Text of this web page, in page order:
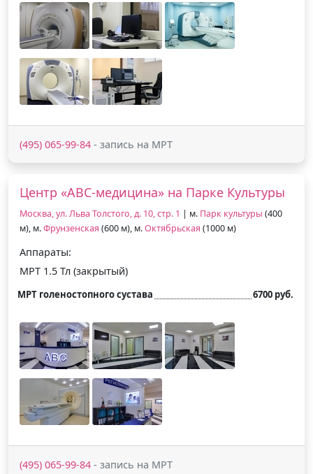
(495) 065-99-84 - запись на МРТ
Центр «АВС-медицина» на Парке Культуры
Москва, ул. Льва Толстого, д. 10, стр. 1 | м. Парк культуры (400
м), м.Фрунзенская (600 м), м.Октябрьская (1000 м)
Аппараты:
МРТ 1.5 Тл (закрытый)
МРТ голеностопного сустава 6700 руб.
(495) 065-99-84 - запись на МРТ